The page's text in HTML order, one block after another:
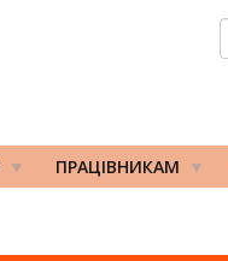
ПРАЦІВНИКАМ